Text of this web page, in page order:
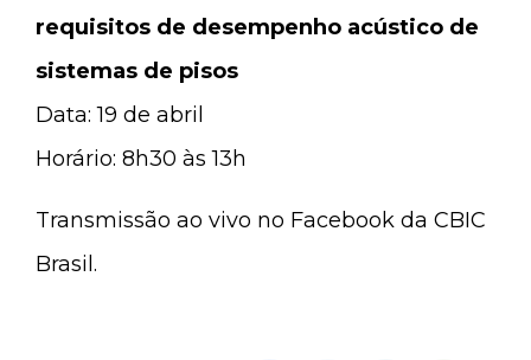
requisitos de desempenho acústico de
sistemas de pisos
Data: 19 de abril
Horário: 8h30 às 13h
Transmissão ao vivo no Facebook da CBIC
Brasil.